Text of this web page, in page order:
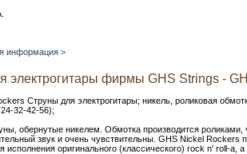
информация >
электрогитары фирмы GHS Strings -
Струны для электрогитары; никель, роликовая
32-42-56);
обернутые никелем. Обмотка производится
звук и очень чувствительны. GHS Nickel
исполнения оригинального (классического) rock n' roll-а,